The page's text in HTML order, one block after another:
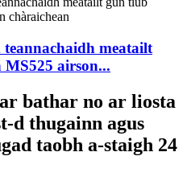
meatailt
airson...
bathar no ar liosta
d thugainn agus
taobh a-staigh 24